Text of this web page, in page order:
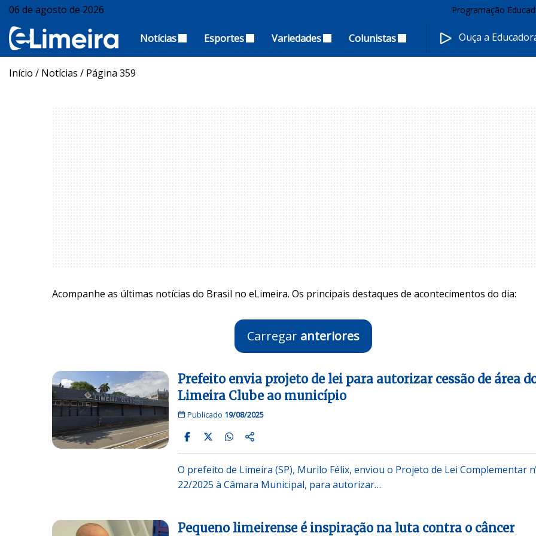
06 de agosto de 2026 Programação
Notícias Esportes Variedades Colunistas Ouça a
Início / Notícias / Página 359
Acompanhe as últimas notícias do Brasil no eLimeira. Os principais destaques de acontecimentos do dia:
Carregar anteriores
Prefeito envia projeto de lei para autorizar cessão de área
Limeira Clube ao município
Publicado 19/08/2025
O prefeito de Limeira (SP), Murilo Félix, enviou o Projeto de Lei Complementar
22/2025 à Câmara Municipal, para autorizar…
Pequeno limeirense é inspiração na luta contra o câncer